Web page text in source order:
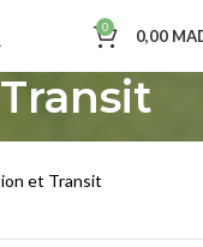
0 0,00
et Transit